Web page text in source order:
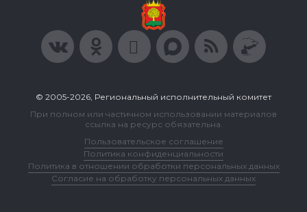
© 2005-2026, Региональный исполнительный комитет
При полном или частичном использовании материалов
ссылка на ресурс обязательна.
Пользовательское соглашение
Политика конфиденциальности
Политика в отношении обработки персональных данных
Согласие на обработку персональных данных